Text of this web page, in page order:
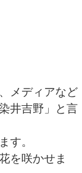
メディアなど
井吉野」と言
す。
を咲かせま